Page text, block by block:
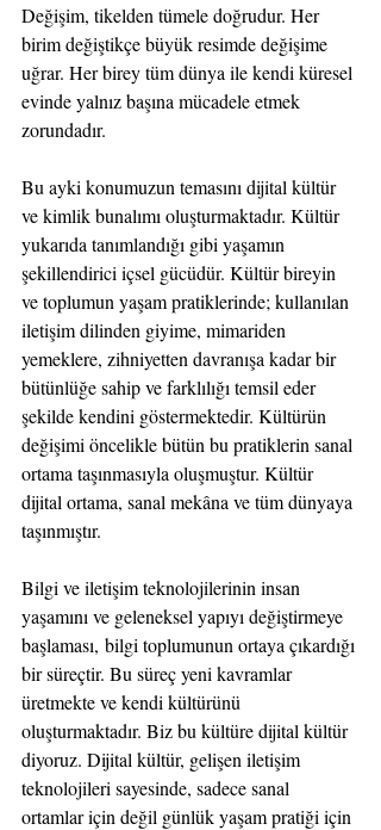
Değişim, tikelden tümele doğrudur. Her
birim değiştikçe büyük resimde değişime
uğrar. Her birey tüm dünya ile kendi küresel
evinde yalnız başına mücadele etmek
zorundadır.
Bu ayki konumuzun temasını dijital kültür
ve kimlik bunalımı oluşturmaktadır. Kültür
yukarıda tanımlandığı gibi yaşamın
şekillendirici içsel gücüdür. Kültür bireyin
ve toplumun yaşam pratiklerinde; kullanılan
iletişim dilinden giyime, mimariden
yemeklere, zihniyetten davranışa kadar bir
bütünlüğe sahip ve farklılığı temsil eder
şekilde kendini göstermektedir. Kültürün
değişimi öncelikle bütün bu pratiklerin sanal
ortama taşınmasıyla oluşmuştur. Kültür
dijital ortama, sanal mekâna ve tüm dünyaya
taşınmıştır.
Bilgi ve iletişim teknolojilerinin insan
yaşamını ve geleneksel yapıyı değiştirmeye
başlaması, bilgi toplumunun ortaya çıkardığı
bir süreçtir. Bu süreç yeni kavramlar
üretmekte ve kendi kültürünü
oluşturmaktadır. Biz bu kültüre dijital kültür
diyoruz. Dijital kültür, gelişen iletişim
teknolojileri sayesinde, sadece sanal
ortamlar için değil günlük yaşam pratiği için